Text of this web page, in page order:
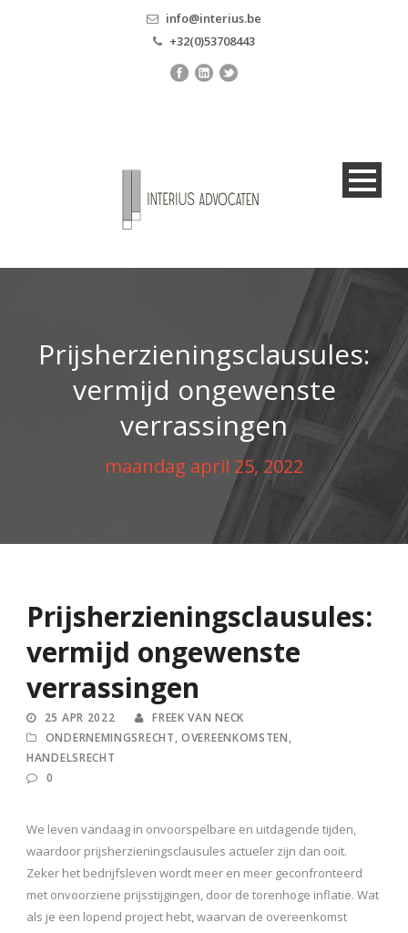
info@interius.be
+32(0)53708443
Prijsherzieningsclausules:
vermijd ongewenste
verrassingen
maandag april 25, 2022
Prijsherzieningsclausules:
vermijd ongewenste
verrassingen
25 APR 2022
FREEK VAN NECK
ONDERNEMINGSRECHT, OVEREENKOMSTEN,
HANDELSRECHT
0
We leven vandaag in onvoorspelbare en uitdagende tijden,
waardoor prijsherzieningsclausules actueler zijn dan ooit.
Zeker het bedrijfsleven wordt meer en meer geconfronteerd
met onvoorziene prijsstijgingen, door de torenhoge inflatie. Wat
als je een lopend project hebt, waarvan de overeenkomst